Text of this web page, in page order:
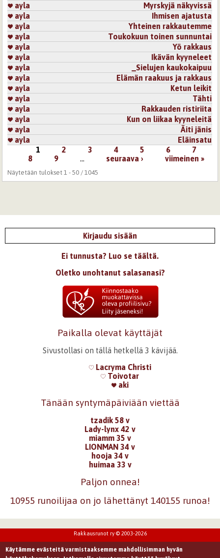
ayla
Myrskyjä näkyvissä
ayla
Ihmisen ajatusta
ayla
Yhteinen rakkautemme
ayla
Toukokuun toinen sunnuntai
ayla
Yö rakkaus
ayla
Ikävän kyyneleet
ayla
_Sielujen kaukokaipuu
ayla
Elämän raakuus ja rakkaus
ayla
Ketun leikit
ayla
Tähti
ayla
Rakkauden ristiriita
ayla
Kun on liikaa kyyneleitä
ayla
Äiti jänis
ayla
Eläinsatu
1 2 3 4 5 6
7
8
9 … seuraava › viimeinen »
Näytetään tulokset 1 - 50 / 1045
Kirjaudu sisään
Ei tunnusta? Luo se täältä.
Oletko unohtanut salasanasi?
Paikalla olevat käyttäjät
Sivustollasi on tällä hetkellä 3 kävijää.
Lacryma Christi
Toivotar
aki
Tänään syntymäpäiviään viettää
tzadik 58 v
Lady-lynx 42 v
miamm 35 v
LIONMAN 34 v
hooja 34 v
huimaa 33 v
Paljon onnea!
10955 runoilijaa on jo lähettänyt 140155 runoa!
Rakkausrunot ry © 2003-2026
Käytämme evästeitä varmistaaksemme mahdollisimman hyvän